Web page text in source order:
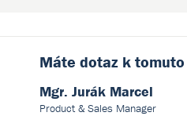
Máte dotaz k
Mgr. Jurák Marcel
Product & Sales Manager